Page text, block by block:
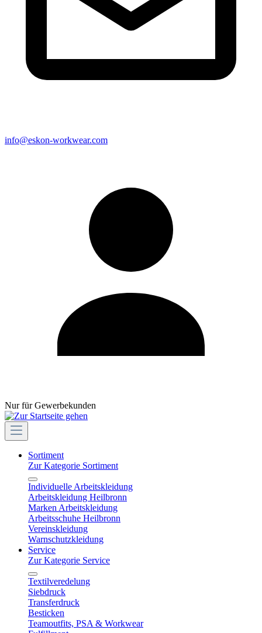
info@eskon-workwear.com
Nur für Gewerbekunden
Sortiment
Zur Kategorie Sortiment
Individuelle Arbeitskleidung
Arbeitskleidung Heilbronn
Marken Arbeitskleidung
Arbeitsschuhe Heilbronn
Vereinskleidung
Warnschutzkleidung
Service
Zur Kategorie Service
Textilveredelung
Siebdruck
Transferdruck
Besticken
Teamoutfits, PSA & Workwear